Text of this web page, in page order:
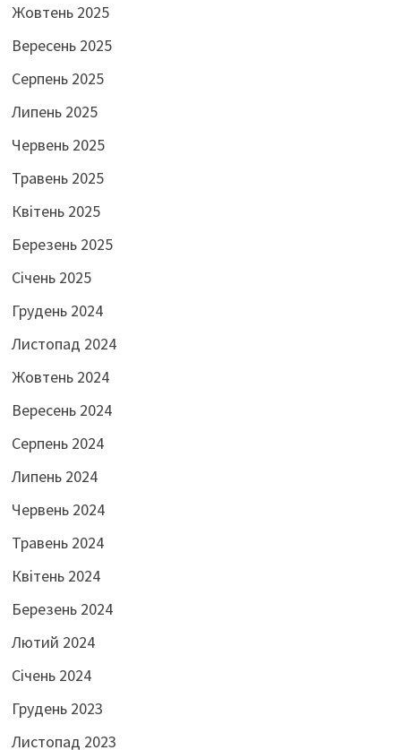
Жовтень 2025
Вересень 2025
Серпень 2025
Липень 2025
Червень 2025
Травень 2025
Квітень 2025
Березень 2025
Січень 2025
Грудень 2024
Листопад 2024
Жовтень 2024
Вересень 2024
Серпень 2024
Липень 2024
Червень 2024
Травень 2024
Квітень 2024
Березень 2024
Лютий 2024
Січень 2024
Грудень 2023
Листопад 2023